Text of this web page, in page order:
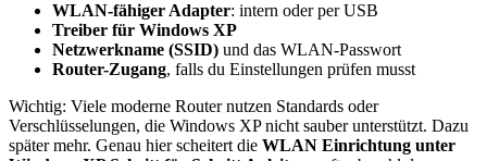
WLAN-fähiger Adapter: intern oder per USB
Treiber für Windows XP
Netzwerkname (SSID) und das WLAN-Passwort
Router-Zugang, falls du Einstellungen prüfen musst
Wichtig: Viele moderne Router nutzen Standards oder
Verschlüsselungen, die Windows XP nicht sauber unterstützt. Dazu
später mehr. Genau hier scheitert die WLAN Einrichtung unter